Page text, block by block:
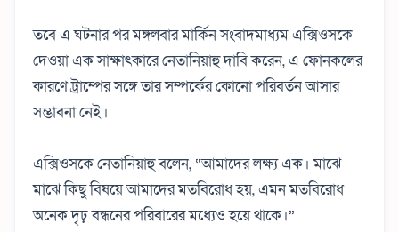
তবে এ ঘটনার পর মঙ্গলবার মার্কিন সংবাদমাধ্যম এক্সিওসকে
দেওয়া এক সাক্ষাৎকারে নেতানিয়াহু দাবি করেন, এ ফোনকলের
কারণে ট্রাম্পের সঙ্গে তার সম্পর্কের কোনো পরিবর্তন আসার
সম্ভাবনা নেই।
এক্সিওসকে নেতানিয়াহু বলেন, “আমাদের লক্ষ্য এক। মাঝে
মাঝে কিছু বিষয়ে আমাদের মতবিরোধ হয়, এমন মতবিরোধ
অনেক দৃঢ় বন্ধনের পরিবারের মধ্যেও হয়ে থাকে।”